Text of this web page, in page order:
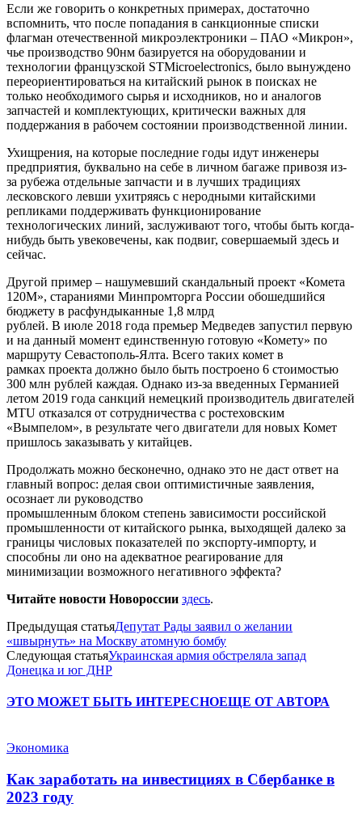
Если же говорить о конкретных примерах, достаточно
вспомнить, что после попадания в санкционные списки
флагман отечественной микроэлектроники – ПАО «Микрон»,
чье производство 90нм базируется на оборудовании и
технологии французской STMicroelectronics, было вынуждено
переориентироваться на китайский рынок в поисках не
только необходимого сырья и исходников, но и аналогов
запчастей и комплектующих, критически важных для
поддержания в рабочем состоянии производственной линии.
Ухищрения, на которые последние годы идут инженеры
предприятия, буквально на себе в личном багаже привозя из-
за рубежа отдельные запчасти и в лучших традициях
лесковского левши ухитряясь с неродными китайскими
репликами поддерживать функционирование
технологических линий, заслуживают того, чтобы быть когда-
нибудь быть увековечены, как подвиг, совершаемый здесь и
сейчас.
Другой пример – нашумевший скандальный проект «Комета
120М», стараниями Минпромторга России обошедшийся
бюджету в расфундыканные 1,8 млрд
рублей. В июле 2018 года премьер Медведев запустил первую
и на данный момент единственную готовую «Комету» по
маршруту Севастополь-Ялта. Всего таких комет в
рамках проекта должно было быть построено 6 стоимостью
300 млн рублей каждая. Однако из-за введенных Германией
летом 2019 года санкций немецкий производитель двигателей
MTU отказался от сотрудничества с ростеховским
«Вымпелом», в результате чего двигатели для новых Комет
пришлось заказывать у китайцев.
Продолжать можно бесконечно, однако это не даст ответ на
главный вопрос: делая свои оптимистичные заявления,
осознает ли руководство
промышленным блоком степень зависимости российской
промышленности от китайского рынка, выходящей далеко за
границы числовых показателей по экспорту-импорту, и
способны ли оно на адекватное реагирование для
минимизации возможного негативного эффекта?
Читайте новости Новороссии здесь.
Предыдущая статьяДепутат Рады заявил о желании
«швырнуть» на Москву атомную бомбу
Следующая статьяУкраинская армия обстреляла запад
Донецка и юг ДНР
ЭТО МОЖЕТ БЫТЬ ИНТЕРЕСНОЕЩЕ ОТ АВТОРА
Экономика
Как заработать на инвестициях в Сбербанке в
2023 году